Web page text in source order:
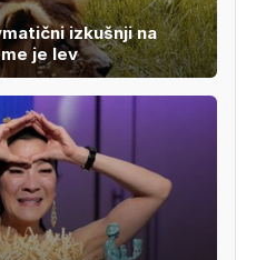
izkušnji na
je lev